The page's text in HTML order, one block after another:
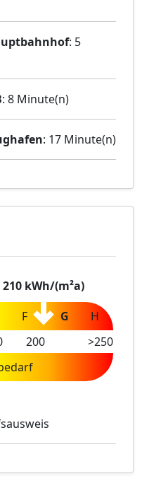
: 5
: 8 Minute(n)
: 17 Minute(n)
F G H
210 kWh/(m²a)
200
>250